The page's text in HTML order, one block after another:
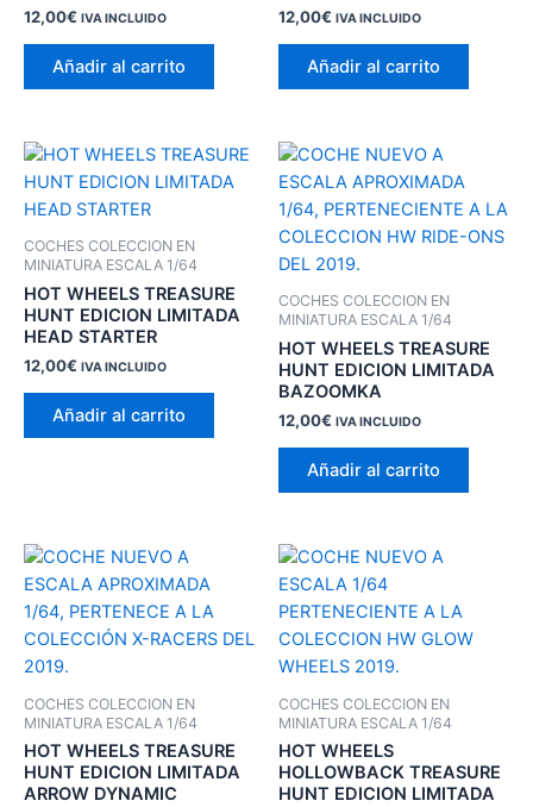
12,00€ IVA INCLUIDO
Añadir al carrito
12,00€ IVA INCLUIDO
Añadir al carrito
COCHES COLECCION EN
MINIATURA ESCALA 1/64
HOT WHEELS TREASURE
HUNT EDICION LIMITADA
HEAD STARTER
12,00€ IVA INCLUIDO
Añadir al carrito
COCHES COLECCION EN
MINIATURA ESCALA 1/64
HOT WHEELS TREASURE
HUNT EDICION LIMITADA
BAZOOMKA
12,00€ IVA INCLUIDO
Añadir al carrito
COCHES COLECCION EN
MINIATURA ESCALA 1/64
HOT WHEELS TREASURE
HUNT EDICION LIMITADA
ARROW DYNAMIC
COCHES COLECCION EN
MINIATURA ESCALA 1/64
HOT WHEELS
HOLLOWBACK TREASURE
HUNT EDICION LIMITADA